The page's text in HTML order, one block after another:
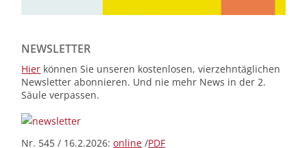
NEWSLETTER
Hier können Sie unseren kostenlosen, vierzehntäglichen
Newsletter abonnieren. Und nie mehr News in der 2.
Säule verpassen.
Nr. 545 / 16.2.2026:online /PDF